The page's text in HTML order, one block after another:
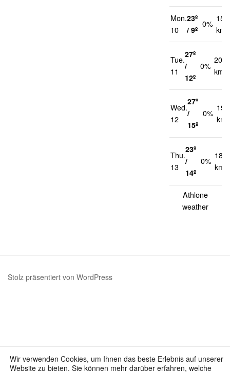
Mon.
10
23º
/ 9º
0%
15
km/
Tue.
11
27º
/
12º
0%
20
km/h
Wed.
12
27º
/
15º
0%
19
Thu.
13
23º
/
14º
0%
18
km/h
Athlone
weather
Stolz präsentiert von WordPress
Wir verwenden Cookies, um Ihnen das beste Erlebnis auf unserer
Website zu bieten. Sie können mehr darüber erfahren, welche